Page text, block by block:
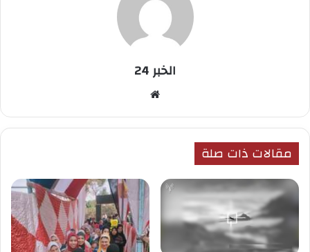
الخبر 24
مقالات ذات صلة